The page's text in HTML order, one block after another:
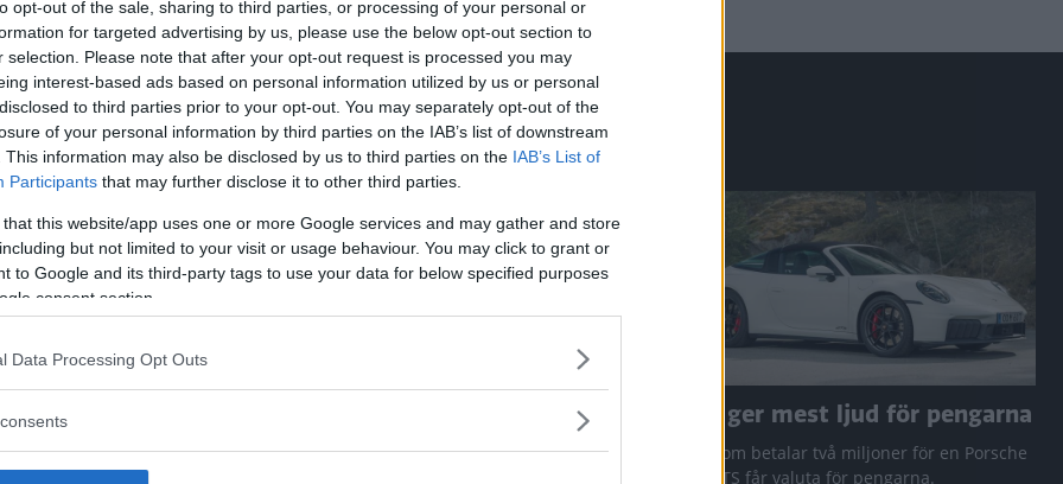
opt-out of the sale, sharing to third parties, or processing of your personal or
for targeted advertising by us, please use the below opt-out section to
selection. Please note that after your opt-out request is processed you may
interest-based ads based on personal information utilized by us or personal
to third parties prior to your opt-out. You may separately opt-out of the
of your personal information by third parties on the IAB’s list of downstream
This information may also be disclosed by us to third parties on the IAB’s List of
Participants that may further disclose it to other third parties.
that this website/app uses one or more Google services and may gather and store
but not limited to your visit or usage behaviour. You may click to grant or
to Google and its third-party tags to use your data for below specified purposes
consent section.
Data Processing Opt Outs
att bli ny favorit”
kombibilar har
nu på av eldrivna Toyota
Så står sig nya Toyota RAV4
Vi ställe nykomlingen mot Audi Q3 och
Den ger mest ljud för pengarna
Den som betalar två miljoner för en Porsche
911 GTS får valuta för pengarna.